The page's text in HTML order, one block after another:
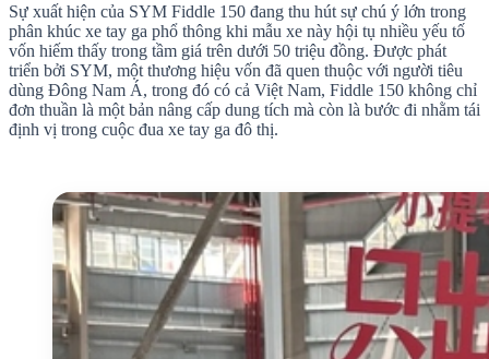
Sự xuất hiện của SYM Fiddle 150 đang thu hút sự chú ý lớn trong
phân khúc xe tay ga phổ thông khi mẫu xe này hội tụ nhiều yếu tố
vốn hiếm thấy trong tầm giá trên dưới 50 triệu đồng. Được phát
triển bởi SYM, một thương hiệu vốn đã quen thuộc với người tiêu
dùng Đông Nam Á, trong đó có cả Việt Nam, Fiddle 150 không chỉ
đơn thuần là một bản nâng cấp dung tích mà còn là bước đi nhằm tái
định vị trong cuộc đua xe tay ga đô thị.